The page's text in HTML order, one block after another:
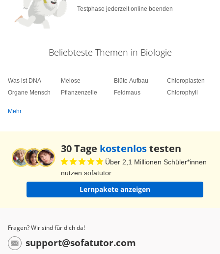
Testphase jederzeit online beenden
Beliebteste Themen in Biologie
Was ist DNA
Organe Mensch
Meiose
Pflanzenzelle
Blüte Aufbau
Feldmaus
Chloroplasten
Chlorophyll
Mehr
30 Tage kostenlostesten
Über 2,1 Millionen Schüler*innen
nutzen sofatutor
Lernpakete anzeigen
Fragen? Wir sind für dich da!
support@sofatutor.com